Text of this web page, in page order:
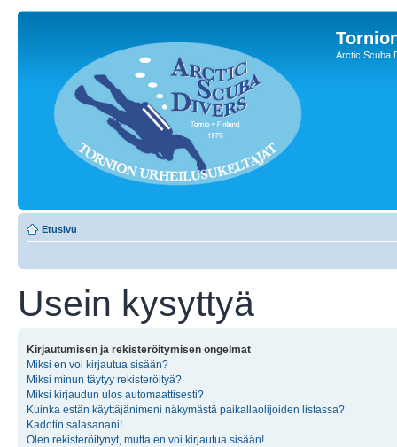
Arctic Scuba
Etusivu
Usein kysyttyä
Kirjautumisen ja rekisteröitymisen ongelmat
Miksi en voi kirjautua sisään?
Miksi minun täytyy rekisteröityä?
Miksi kirjaudun ulos automaattisesti?
Kuinka estän käyttäjänimeni näkymästä paikallaolijoiden listassa?
Kadotin salasanani!
Olen rekisteröitynyt, mutta en voi kirjautua sisään!